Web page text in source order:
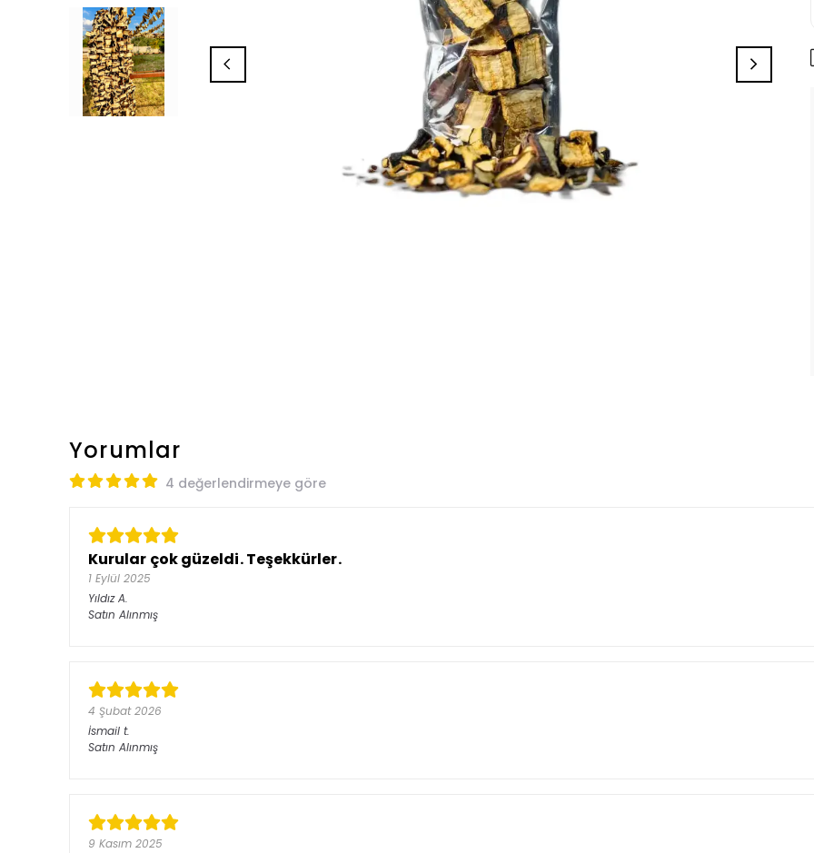
Yorumlar
4 değerlendirmeye göre
Kurular çok güzeldi. Teşekkürler.
1 Eylül 2025
Yıldız A.
Satın Alınmış
4 Şubat 2026
İsmail t.
Satın Alınmış
9 Kasım 2025